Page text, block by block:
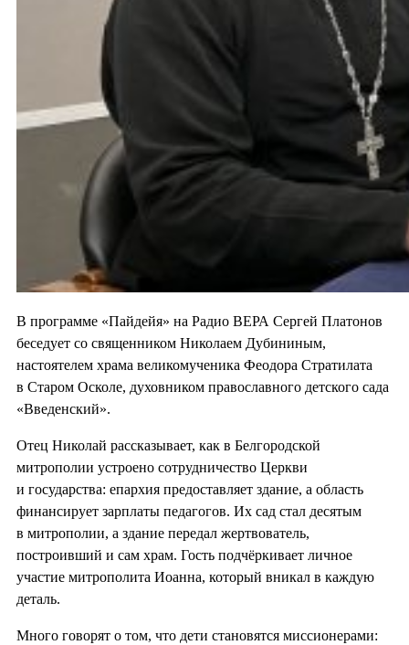
В программе «Пайдейя» на Радио ВЕРА Сергей Платонов
беседует со священником Николаем Дубининым,
настоятелем храма великомученика Феодора Стратилата
в Старом Осколе, духовником православного детского сада
«Введенский».
Отец Николай рассказывает, как в Белгородской
митрополии устроено сотрудничество Церкви
и государства: епархия предоставляет здание, а область
финансирует зарплаты педагогов. Их сад стал десятым
в митрополии, а здание передал жертвователь,
построивший и сам храм. Гость подчёркивает личное
участие митрополита Иоанна, который вникал в каждую
деталь.
Много говорят о том, что дети становятся миссионерами: